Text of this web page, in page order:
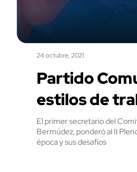
24 octubre, 2021
Partido
estilos de
El primer secretario del
Bermúdez, ponderó al II
época y sus desafíos